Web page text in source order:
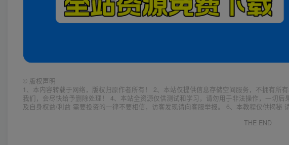
© 版权声明
1、本内容转载于网络，版权归原作者所有！ 2、本站仅提供信息存储空间服务，不拥有所
我们，会尽快给予删除处理！ 4、本站全资源仅供测试和学习，请勿用于非法操作，一切
及自身权益/利益 需要投资的一律不要相信，访客发现请向客服举报。 6、本教程仅供揭秘
THE END